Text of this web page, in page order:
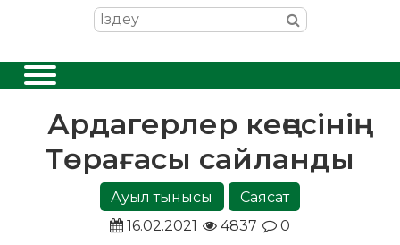
Ардагерлер кеңесінің
Төрағасы сайланды
Ауыл тынысы
Саясат
16.02.2021
4837 0